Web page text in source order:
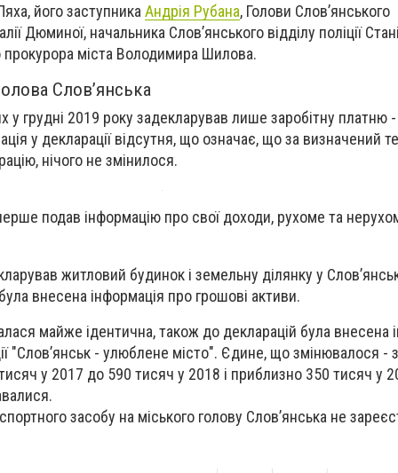
його заступника Андрія Рубана, Голови Слов’янського
Дюминої, начальника Слов’янського відділу поліції
прокурора міста Володимира Шилова.
Слов’янська
у грудні 2019 року задекларував лише заробітну платню
у декларації відсутня, що означає, що за визначений
нічого не змінилося.
подав інформацію про свої доходи, рухоме та
житловий будинок і земельну ділянку у
внесена інформація про грошові активи.
майже ідентична, також до декларацій була внесена
"Слов’янськ - улюблене місто". Єдине, що змінювалося -
у 2017 до 590 тисяч у 2018 і приблизно 350 тисяч у
засобу на міського голову Слов’янська не